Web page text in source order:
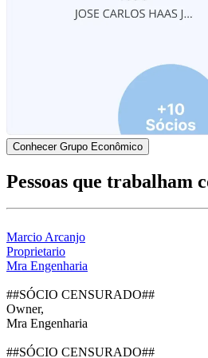
Conhecer Grupo Econômico
Pessoas que trabalham
Marcio Arcanjo
Proprietario
Mra Engenharia
##SÓCIO CENSURADO##
Owner,
Mra Engenharia
##SÓCIO CENSURADO##